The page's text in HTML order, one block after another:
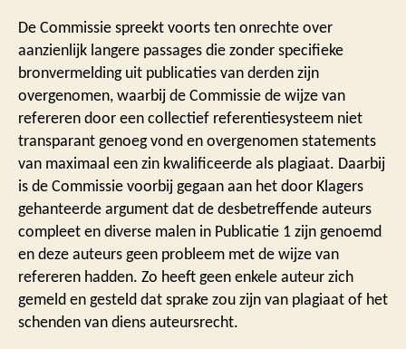
De Commissie spreekt voorts ten onrechte over
aanzienlijk langere passages die zonder specifieke
bronvermelding uit publicaties van derden zijn
overgenomen, waarbij de Commissie de wijze van
refereren door een collectief referentiesysteem niet
transparant genoeg vond en overgenomen statements
van maximaal een zin kwalificeerde als plagiaat. Daarbij
is de Commissie voorbij gegaan aan het door Klagers
gehanteerde argument dat de desbetreffende auteurs
compleet en diverse malen in Publicatie 1 zijn genoemd
en deze auteurs geen probleem met de wijze van
refereren hadden. Zo heeft geen enkele auteur zich
gemeld en gesteld dat sprake zou zijn van plagiaat of het
schenden van diens auteursrecht.